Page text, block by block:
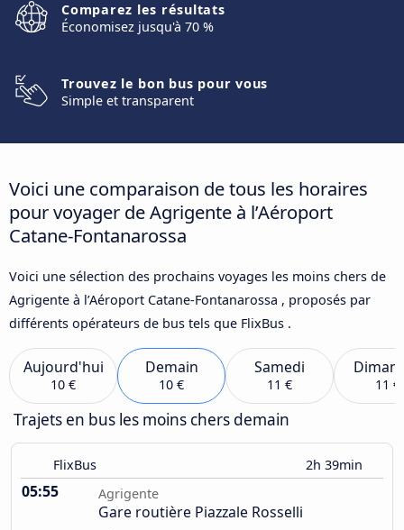
Comparez les résultats
Économisez jusqu'à 70 %
Trouvez le bon bus pour vous
Simple et transparent
Voici une comparaison de tous les horaires
pour voyager de Agrigente à l’Aéroport
Catane-Fontanarossa
Voici une sélection des prochains voyages les moins chers de
Agrigente à l’Aéroport Catane-Fontanarossa , proposés par
différents opérateurs de bus tels que FlixBus .
Aujourd'hui
10 €
Demain
10 €
Samedi
11 € 11 €
Trajets en bus les moins chers demain
FlixBus 2h 39min
05:55 Agrigente
Gare routière Piazzale Rosselli